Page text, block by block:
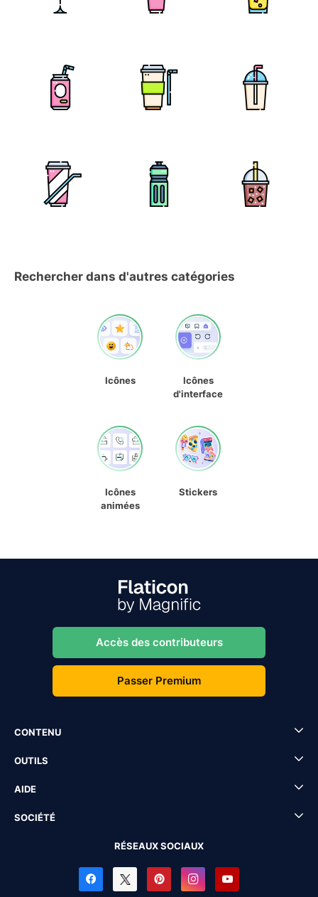
Rechercher dans d'autres catégories
Icônes
Icônes
d'interface
Icônes
animées
Stickers
Accès des contributeurs
Passer Premium
CONTENU
OUTILS
AIDE
SOCIÉTÉ
RÉSEAUX SOCIAUX